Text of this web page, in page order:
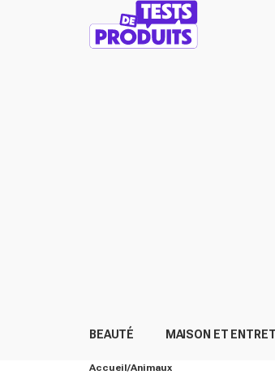
BEAUTÉ MAISON ET
Accueil Animaux